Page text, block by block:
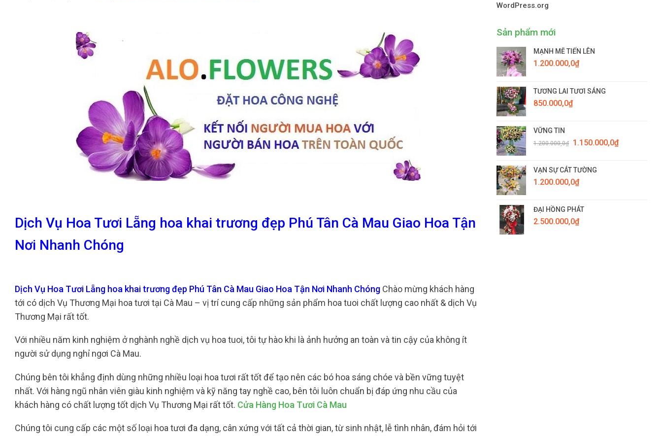
Dịch Vụ Hoa Tươi Lẵng hoa khai trương đẹp Phú Tân Cà Mau Giao Hoa Tận
Nơi Nhanh Chóng
Dịch Vụ Hoa Tươi Lẵng hoa khai trương đẹp Phú Tân Cà Mau Giao Hoa Tận Nơi Nhanh Chóng Chào mừng khách hàng
tới có dịch Vụ Thương Mại hoa tươi tại Cà Mau – vị trí cung cấp những sản phẩm hoa tuoi chất lượng cao nhất & dịch Vụ
Thương Mại rất tốt.
Với nhiều năm kinh nghiệm ở nghành nghề dịch vụ hoa tuoi, tôi tự hào khi là ảnh hưởng an toàn và tin cậy của không ít
người sử dụng nghỉ ngơi Cà Mau.
Chúng bên tôi khẳng định dùng những nhiều loại hoa tươi rất tốt để tạo nên các bó hoa sáng chóe và bền vững tuyệt
nhất. Với hàng ngũ nhân viên giàu kinh nghiệm và kỹ năng tay nghề cao, bên tôi luôn chuẩn bị đáp ứng nhu cầu của
khách hàng có chất lượng tốt dịch Vụ Thương Mại rất tốt. Cửa Hàng Hoa Tươi Cà Mau
Chúng tôi cung cấp các một số loại hoa tươi đa dạng, cân xứng với tất cả thời gian, từ sinh nhật, lễ tình nhân, đám hỏi tới
WordPress.org
Sản phẩm mới
MẠNH MẼ TIẾN LÊN
1.200.000,0₫
TƯƠNG LAI TƯƠI SÁNG
850.000,0₫
VỮNG TIN
1.200.000,0₫
Giá
1.200.000,0₫.
1.150.000,0₫Giá
VẠN SỰ CÁT TƯỜNG
1.200.000,0₫
ĐẠI HỒNG PHÁT
2.500.000,0₫